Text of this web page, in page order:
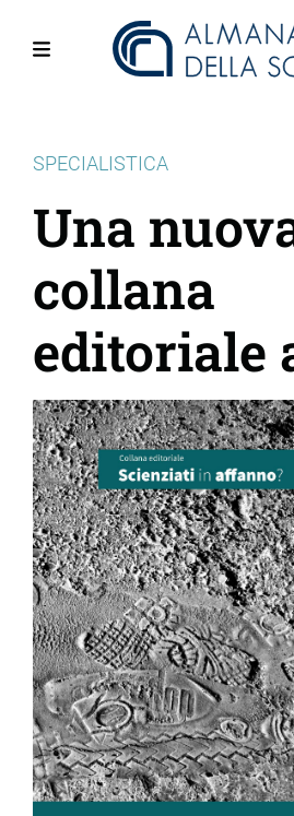
SPECIALISTICA
Una
collana
editoriale